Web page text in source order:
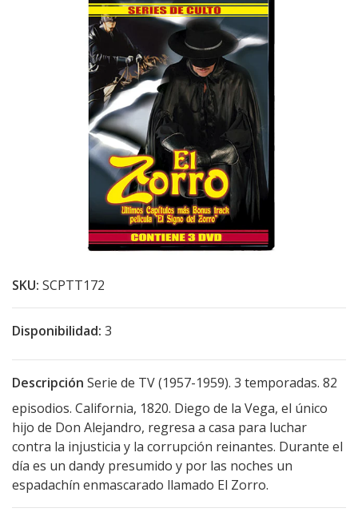
SKU: SCPTT172
Disponibilidad: 3
Descripción Serie de TV (1957-1959). 3 temporadas. 82
episodios. California, 1820. Diego de la Vega, el único
hijo de Don Alejandro, regresa a casa para luchar
contra la injusticia y la corrupción reinantes. Durante el
día es un dandy presumido y por las noches un
espadachín enmascarado llamado El Zorro.